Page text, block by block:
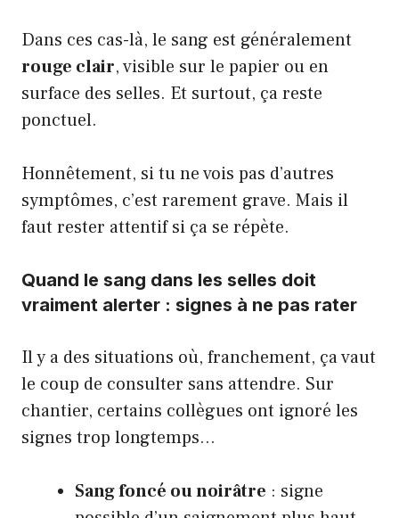
Dans ces cas-là, le sang est généralement
rouge clair, visible sur le papier ou en
surface des selles. Et surtout, ça reste
ponctuel.
Honnêtement, si tu ne vois pas d’autres
symptômes, c’est rarement grave. Mais il
faut rester attentif si ça se répète.
Quand le sang dans les selles doit
vraiment alerter : signes à ne pas rater
Il y a des situations où, franchement, ça vaut
le coup de consulter sans attendre. Sur
chantier, certains collègues ont ignoré les
signes trop longtemps…
Sang foncé ou noirâtre : signe